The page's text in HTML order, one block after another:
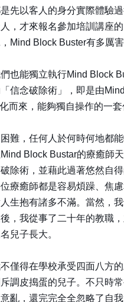
先以客人的身分實際體驗
，才來報名參加培訓講座的
Mind Block Buster有多厲害
也能獨立執行Mind Block
信念破除術」，即是由
而來，能夠獨自操作的一套
難，任何人於何時何地都能
Block Bustar的療癒師
除術，並藉此過著悠然自得
療癒師都是容易煩躁、焦
生抱有諸多不滿。當然，我
，我從事了二十年的教職
兒子長大。
僅得在學校承受四面八方
調皮搗蛋的兒子。不只時
亂，還完完全全忽略了自